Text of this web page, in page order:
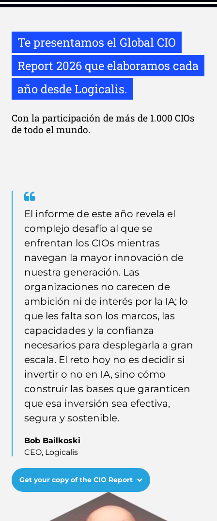
Te presentamos el Global CIO
Report 2026 que elaboramos cada
año desde Logicalis.
Con la participación de más de 1.000 CIOs
de todo el mundo.
Quote
from
Bob
Bailkoski
El informe de este año revela el
complejo desafío al que se
enfrentan los CIOs mientras
navegan la mayor innovación de
nuestra generación. Las
organizaciones no carecen de
ambición ni de interés por la IA; lo
que les falta son los marcos, las
capacidades y la confianza
necesarios para desplegarla a gran
escala. El reto hoy no es decidir si
invertir o no en IA, sino cómo
construir las bases que garanticen
que esa inversión sea efectiva,
segura y sostenible.
Bob Bailkoski
CEO, Logicalis
Get your copy of the CIO Report